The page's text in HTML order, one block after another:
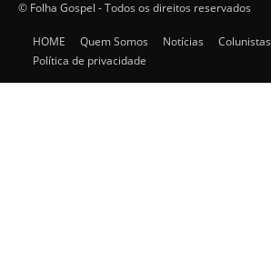
© Folha Gospel - Todos os direitos reservados
HOME Quem Somos Notícias Colunistas
Política de privacidade